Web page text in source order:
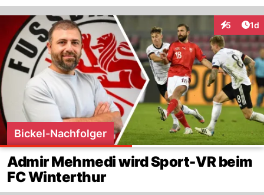
5 1d
Bickel-Nachfolger
Admir Mehmedi wird Sport-VR beim
FC Winterthur